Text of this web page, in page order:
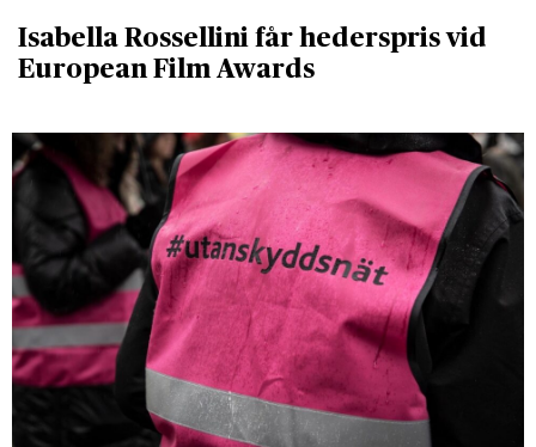
Isabella Rossellini får hederspris vid
European Film Awards